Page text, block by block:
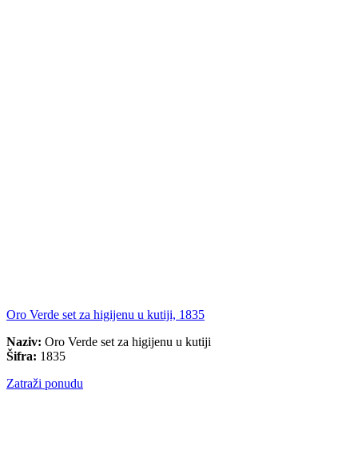
Oro Verde set za higijenu u kutiji, 1835
Naziv: Oro Verde set za higijenu u kutiji
Šifra: 1835
Zatraži ponudu